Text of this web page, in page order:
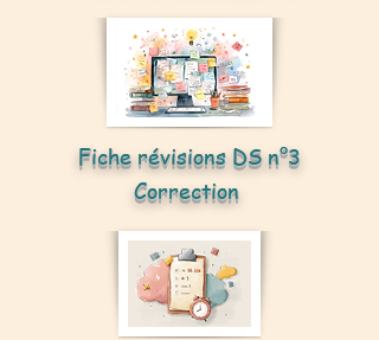
Fiche révisions DS n°3
Correction